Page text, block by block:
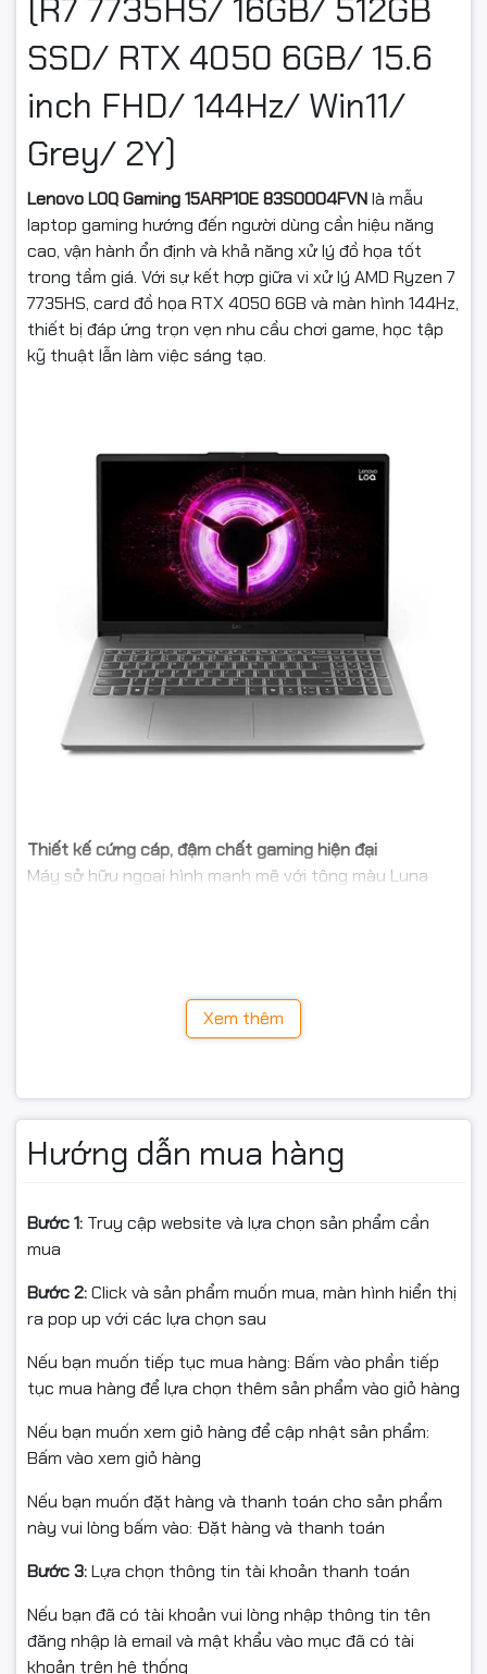
(R7 7735HS/ 16GB/ 512GB
SSD/ RTX 4050 6GB/ 15.6
inch FHD/ 144Hz/ Win11/
Grey/ 2Y)
Lenovo LOQ Gaming 15ARP10E 83S0004FVNlà mẫu
laptop gaming hướng đến người dùng cần hiệu năng
cao, vận hành ổn định và khả năng xử lý đồ họa tốt
trong tầm giá. Với sự kết hợp giữa vi xử lý AMD Ryzen 7
7735HS, card đồ họa RTX 4050 6GB và màn hình 144Hz,
thiết bị đáp ứng trọn vẹn nhu cầu chơi game, học tập
kỹ thuật lẫn làm việc sáng tạo.
Thiết kế cứng cáp, đậm chất gaming hiện đại
Máy sở hữu ngoại hình mạnh mẽ với tông màu Luna
thống tản nhiệt hiệu quả, đảm bảo hiệu năng ổn định
trong các phiên chơi game hoặc làm việc dài giờ.
Hiệu năng Ryzen 7 – Đa nhiệm mượt, xử lý nặng tốt
Lenovo LOQ Gaming 15ARP10E mang lại khả năng xử lý
mạnh mẽ cho cả game AAA lẫn các tác vụ chuyên sâu
như chỉnh sửa video, thiết kế đồ họa hay livestream.
RAM 16GB DDR5 4800MHz hỗ trợ đa nhiệm trơn tru,
Xem thêm
Hướng dẫn mua hàng
Bước 1: Truy cập website và lựa chọn sản phẩm cần
mua
Bước 2:Click và sản phẩm muốn mua, màn hình hiển thị
ra pop up với các lựa chọn sau
Nếu bạn muốn tiếp tục mua hàng: Bấm vào phần tiếp
tục mua hàng để lựa chọn thêm sản phẩm vào giỏ hàng
Nếu bạn muốn xem giỏ hàng để cập nhật sản phẩm:
Bấm vào xem giỏ hàng
Nếu bạn muốn đặt hàng và thanh toán cho sản phẩm
này vui lòng bấm vào: Đặt hàng và thanh toán
Bước 3:Lựa chọn thông tin tài khoản thanh toán
Nếu bạn đã có tài khoản vui lòng nhập thông tin tên
đăng nhập là email và mật khẩu vào mục đã có tài
khoản trên hệ thống